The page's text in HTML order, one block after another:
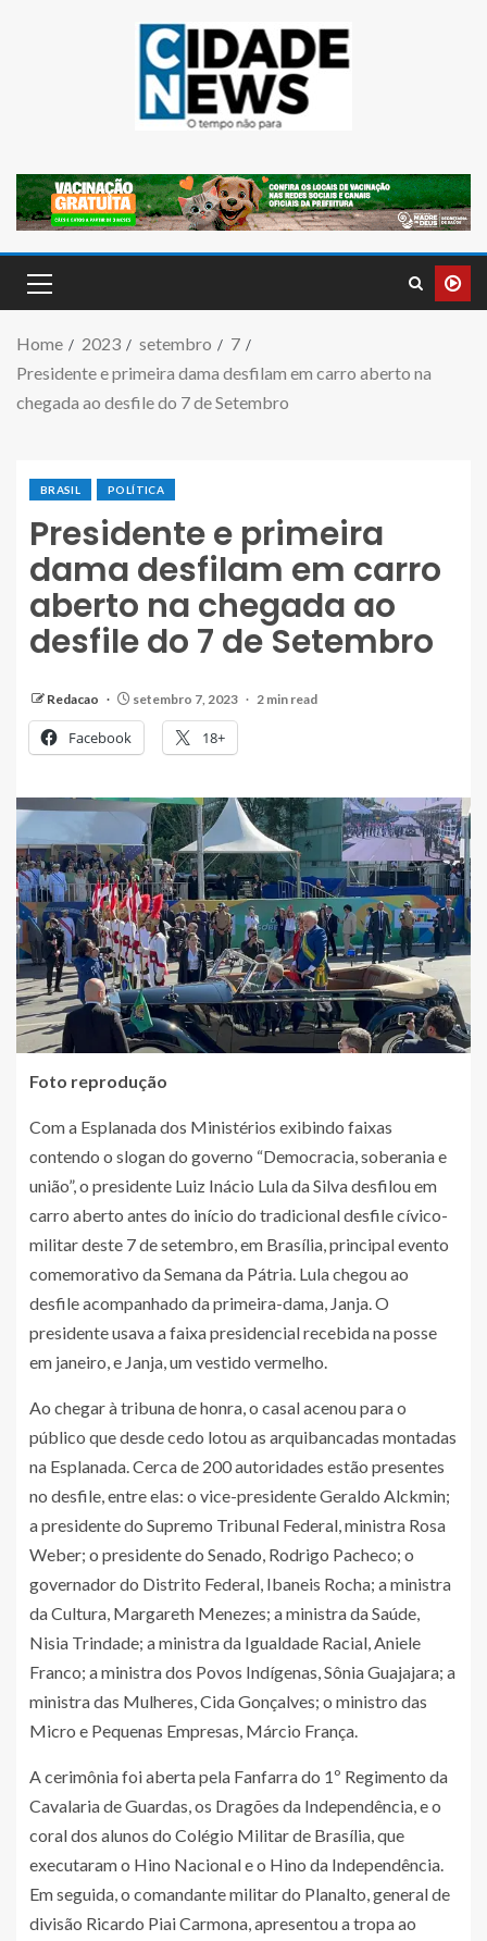
Home 2023 setembro
7
Presidente e primeira dama desfilam em carro aberto na
chegada ao desfile do 7 de Setembro
BRASIL POLÍTICA
Presidente e primeira
dama desfilam em carro
aberto na chegada ao
desfile do 7 de Setembro
Redacao setembro 7, 2023 2 min read
Facebook 18+
Foto reprodução
Com a Esplanada dos Ministérios exibindo faixas
contendo o slogan do governo “Democracia, soberania e
união”, o presidente Luiz Inácio Lula da Silva desfilou em
carro aberto antes do início do tradicional desfile cívico-
militar deste 7 de setembro, em Brasília, principal evento
comemorativo da Semana da Pátria. Lula chegou ao
desfile acompanhado da primeira-dama, Janja. O
presidente usava a faixa presidencial recebida na posse
em janeiro, e Janja, um vestido vermelho.
Ao chegar à tribuna de honra, o casal acenou para o
público que desde cedo lotou as arquibancadas montadas
na Esplanada. Cerca de 200 autoridades estão presentes
no desfile, entre elas: o vice-presidente Geraldo Alckmin;
a presidente do Supremo Tribunal Federal, ministra Rosa
Weber; o presidente do Senado, Rodrigo Pacheco; o
governador do Distrito Federal, Ibaneis Rocha; a ministra
da Cultura, Margareth Menezes; a ministra da Saúde,
Nisia Trindade; a ministra da Igualdade Racial, Aniele
Franco; a ministra dos Povos Indígenas, Sônia Guajajara; a
ministra das Mulheres, Cida Gonçalves; o ministro das
Micro e Pequenas Empresas, Márcio França.
A cerimônia foi aberta pela Fanfarra do 1º Regimento da
Cavalaria de Guardas, os Dragões da Independência, e o
coral dos alunos do Colégio Militar de Brasília, que
executaram o Hino Nacional e o Hino da Independência.
Em seguida, o comandante militar do Planalto, general de
divisão Ricardo Piai Carmona, apresentou a tropa ao